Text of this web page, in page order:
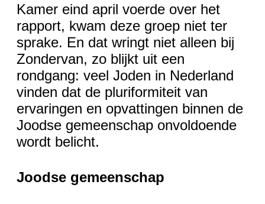
Kamer eind april voerde over het
rapport, kwam deze groep niet ter
sprake. En dat wringt niet alleen bij
Zondervan, zo blijkt uit een
rondgang: veel Joden in Nederland
vinden dat de pluriformiteit van
ervaringen en opvattingen binnen de
Joodse gemeenschap onvoldoende
wordt belicht.
Joodse gemeenschap